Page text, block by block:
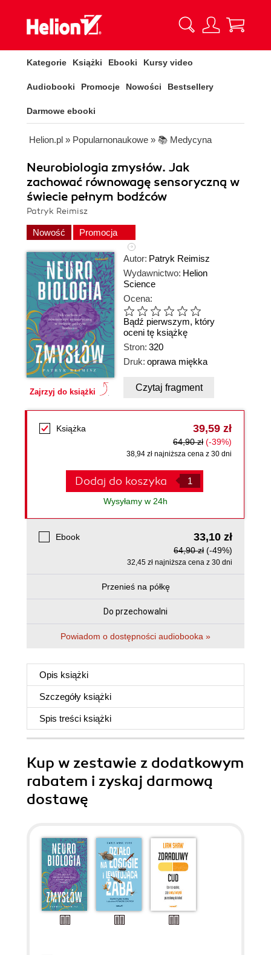
Kategorie Książki Ebooki Kursy video
Audiobooki Promocje Nowości Bestsellery
Darmowe ebooki
Helion.pl » Popularnonaukowe » 📚 Medycyna
Neurobiologia zmysłów. Jak
zachować równowagę sensoryczną w
świecie pełnym bodźców
Patryk Reimisz
Nowość Promocja
Zajrzyj do książki
Autor: Patryk Reimisz
Wydawnictwo: Helion
Science
Ocena:
Bądź pierwszym, który
oceni tę książkę
Stron: 320
Druk: oprawa miękka
Czytaj fragment
Książka 39,59 zł
64,90 zł (-39%)
38,94 zł najniższa cena z 30 dni
Dodaj do koszyka
Wysyłamy w 24h
Ebook 33,10 zł
64,90 zł (-49%)
32,45 zł najniższa cena z 30 dni
Przenieś na półkę
Do przechowalni
Powiadom o dostępności audiobooka »
Opis książki
Szczegóły książki
Spis treści książki
Kup w zestawie z dodatkowym
rabatem i zyskaj darmową
dostawę